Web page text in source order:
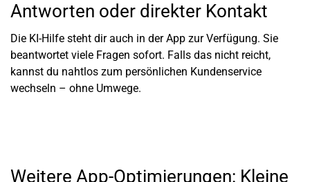
Antworten oder direkter Kontakt
Die KI-Hilfe steht dir auch in der App zur Verfügung. Sie
beantwortet viele Fragen sofort. Falls das nicht reicht,
kannst du nahtlos zum persönlichen Kundenservice
wechseln – ohne Umwege.
Weitere App-Optimierungen: Kleine